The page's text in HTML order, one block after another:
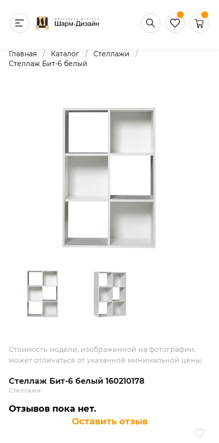
Главная / Каталог / Стеллажи /
Стеллаж Бит-6 белый
Стоимость модели, изображенной на фотографии,
может отличаться от указанной минимальной цены.
Стеллаж Бит-6 белый 160210178
Стеллажи
Отзывов пока нет.
Оставить отзыв